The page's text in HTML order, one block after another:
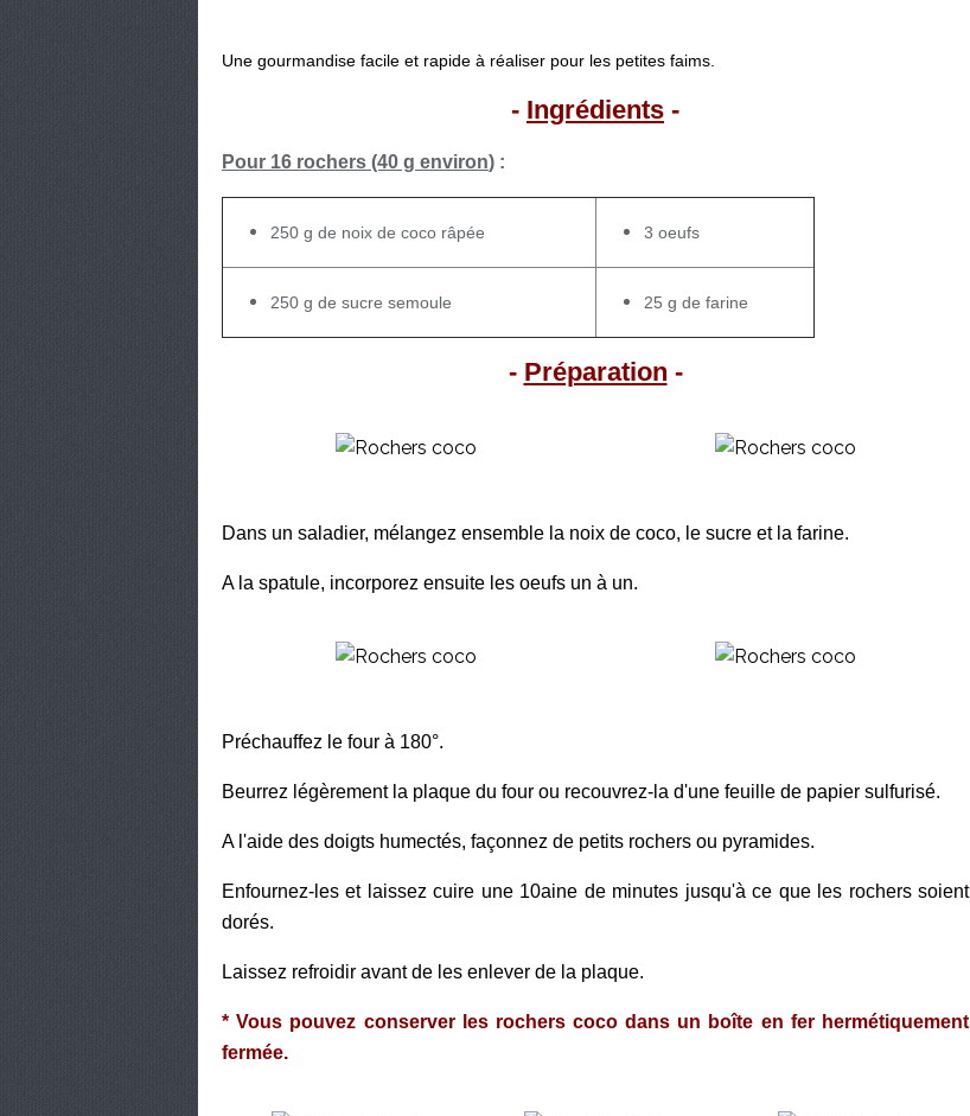
Une gourmandise facile et rapide à réaliser pour les petites faims.
- Ingrédients -
Pour 16 rochers (40 g environ) :
250 g de noix de coco râpée 3 oeufs
250 g de sucre semoule 25 g de farine
- Préparation -
Dans un saladier, mélangez ensemble la noix de coco, le sucre et la farine.
A la spatule, incorporez ensuite les oeufs un à un.
Préchauffez le four à 180°.
Beurrez légèrement la plaque du four ou recouvrez-la d'une feuille de papier sulfurisé.
A l'aide des doigts humectés, façonnez de petits rochers ou pyramides.
Enfournez-les et laissez cuire une 10aine de minutes jusqu'à ce que les rochers soient
dorés.
Laissez refroidir avant de les enlever de la plaque.
* Vous pouvez conserver les rochers coco dans un boîte en fer hermétiquement
fermée.